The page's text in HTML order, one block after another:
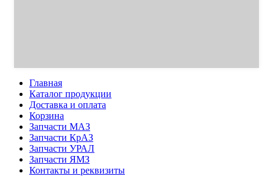
Главная
Каталог продукции
Доставка и оплата
Корзина
Запчасти МАЗ
Запчасти КрАЗ
Запчасти УРАЛ
Запчасти ЯМЗ
Контакты и реквизиты